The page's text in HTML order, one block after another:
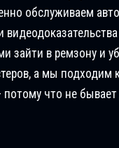
обслуживаем
зайти в ремзону и
а мы
что не